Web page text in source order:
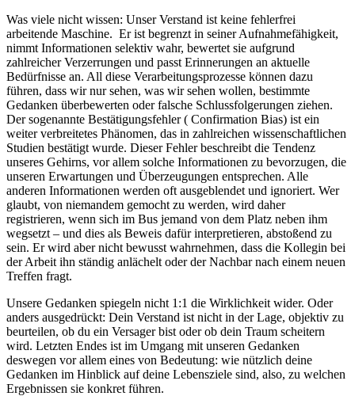
Was viele nicht wissen: Unser Verstand ist keine fehlerfrei
arbeitende Maschine. Er ist begrenzt in seiner Aufnahmefähigkeit,
nimmt Informationen selektiv wahr, bewertet sie aufgrund
zahlreicher Verzerrungen und passt Erinnerungen an aktuelle
Bedürfnisse an. All diese Verarbeitungsprozesse können dazu
führen, dass wir nur sehen, was wir sehen wollen, bestimmte
Gedanken überbewerten oder falsche Schlussfolgerungen ziehen.
Der sogenannte Bestätigungsfehler ( Confirmation Bias) ist ein
weiter verbreitetes Phänomen, das in zahlreichen wissenschaftlichen
Studien bestätigt wurde. Dieser Fehler beschreibt die Tendenz
unseres Gehirns, vor allem solche Informationen zu bevorzugen, die
unseren Erwartungen und Überzeugungen entsprechen. Alle
anderen Informationen werden oft ausgeblendet und ignoriert. Wer
glaubt, von niemandem gemocht zu werden, wird daher
registrieren, wenn sich im Bus jemand von dem Platz neben ihm
wegsetzt – und dies als Beweis dafür interpretieren, abstoßend zu
sein. Er wird aber nicht bewusst wahrnehmen, dass die Kollegin bei
der Arbeit ihn ständig anlächelt oder der Nachbar nach einem neuen
Treffen fragt.
Unsere Gedanken spiegeln nicht 1:1 die Wirklichkeit wider. Oder
anders ausgedrückt: Dein Verstand ist nicht in der Lage, objektiv zu
beurteilen, ob du ein Versager bist oder ob dein Traum scheitern
wird. Letzten Endes ist im Umgang mit unseren Gedanken
deswegen vor allem eines von Bedeutung: wie nützlich deine
Gedanken im Hinblick auf deine Lebensziele sind, also, zu welchen
Ergebnissen sie konkret führen.